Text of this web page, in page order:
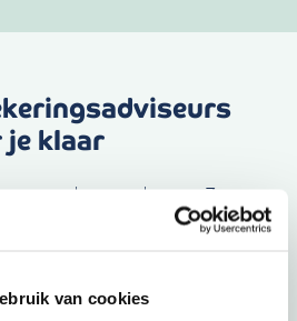
van cookies
klaar
verzekeringsadviseurs. Zij
juiste verzekeringen te kiezen.